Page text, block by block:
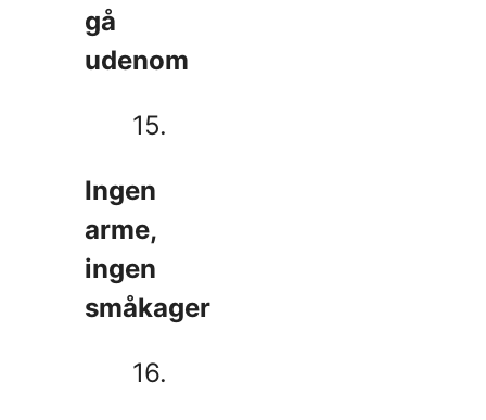
gå
udenom
15.
Ingen
arme,
ingen
småkager
16.